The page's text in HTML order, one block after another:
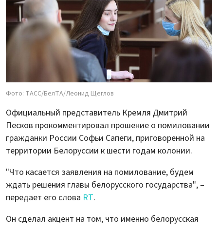
Фото: ТАСС/БелТА/Леонид Щеглов
Официальный представитель Кремля Дмитрий
Песков прокомментировал прошение о помиловании
гражданки России Софьи Сапеги, приговоренной на
территории Белоруссии к шести годам колонии.
"Что касается заявления на помилование, будем
ждать решения главы белорусского государства", –
передает его слова RT.
Он сделал акцент на том, что именно белорусская